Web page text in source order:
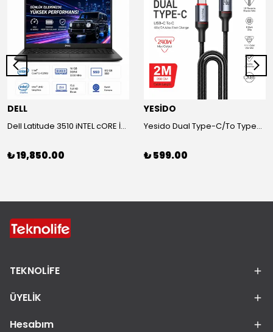
DELL
Dell Latitude 3510 iNTEL cORE İ5-1021OU-16 GB RAM-500 SSD Laptop
₺ 19,850.00
YESİDO
Yesido Dual Type-C/To Type-C 48V/5A Süper Hızlı Şarj ve Veri Kablo
₺ 599.00
TEKNOLİFE
ÜYELİK
Hesabım